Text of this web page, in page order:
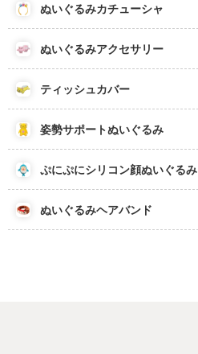
ぬいぐるみカチューシャ
ぬいぐるみアクセサリー
ティッシュカバー
姿勢サポートぬいぐるみ
ぷにぷにシリコン顔ぬいぐるみ
ぬいぐるみヘアバンド